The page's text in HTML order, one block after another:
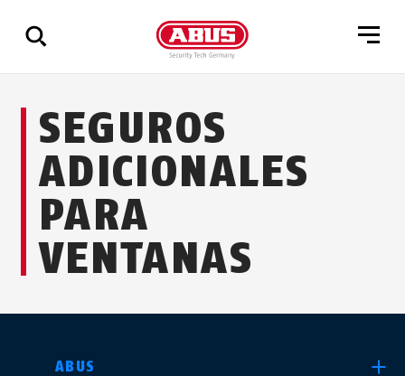
todos
resultados
SEGUROS
ADICIONALES
PARA
VENTANAS
ABUS
SELECCIONE UN PAÍS